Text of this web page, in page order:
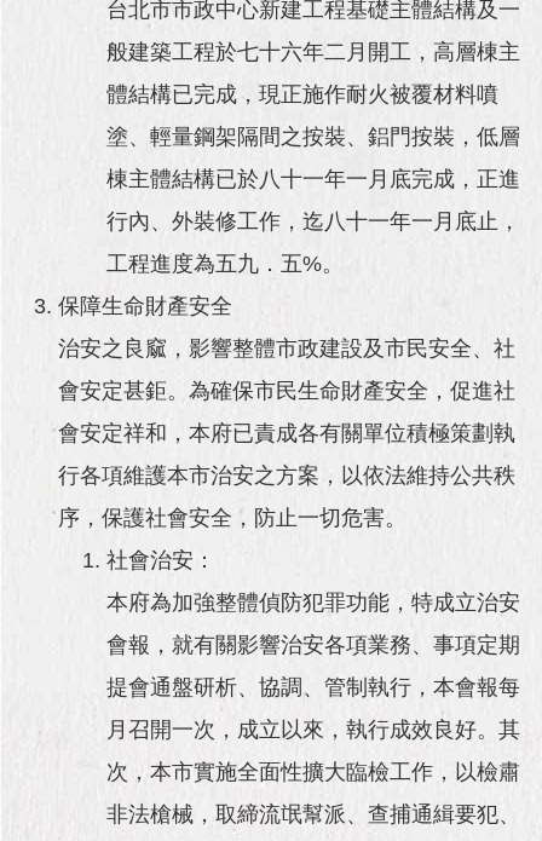
台北市市政中心新建工程基礎主體結構及一
般建築工程於七十六年二月開工，高層棟主
體結構已完成，現正施作耐火被覆材料噴
塗、輕量鋼架隔間之按裝、鋁門按裝，低層
棟主體結構已於八十一年一月底完成，正進
行內、外裝修工作，迄八十一年一月底止，
工程進度為五九．五%。
保障生命財產安全
治安之良窳，影響整體市政建設及市民安全、社
會安定甚鉅。為確保市民生命財產安全，促進社
會安定祥和，本府已責成各有關單位積極策劃執
行各項維護本市治安之方案，以依法維持公共秩
序，保護社會安全，防止一切危害。
社會治安：
本府為加強整體偵防犯罪功能，特成立治安
會報，就有關影響治安各項業務、事項定期
提會通盤研析、協調、管制執行，本會報每
月召開一次，成立以來，執行成效良好。其
次，本市實施全面性擴大臨檢工作，以檢肅
非法槍械，取締流氓幫派、查捕通緝要犯、